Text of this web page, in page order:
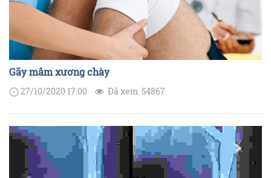
Gãy mâm xương chày
27/10/2020 17:00 Đã xem: 54867